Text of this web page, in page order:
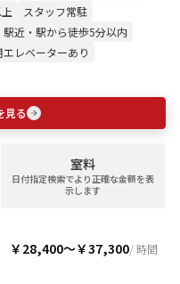
スタッフ常駐
駅近・駅から徒歩5分以内
エレベーターあり
見る
室料
日付指定検索でより正確な金額を表
示します
￥28,400〜￥37,300/ 時間